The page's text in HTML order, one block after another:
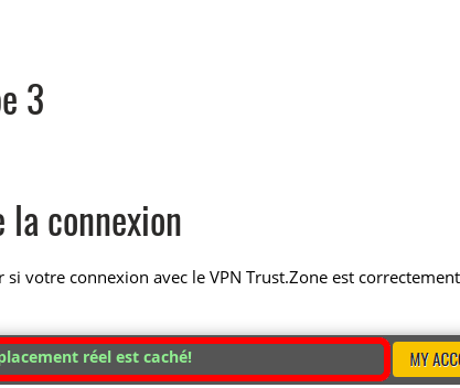
3
connexion
votre connexion avec le VPN Trust.Zone est
réel est caché!